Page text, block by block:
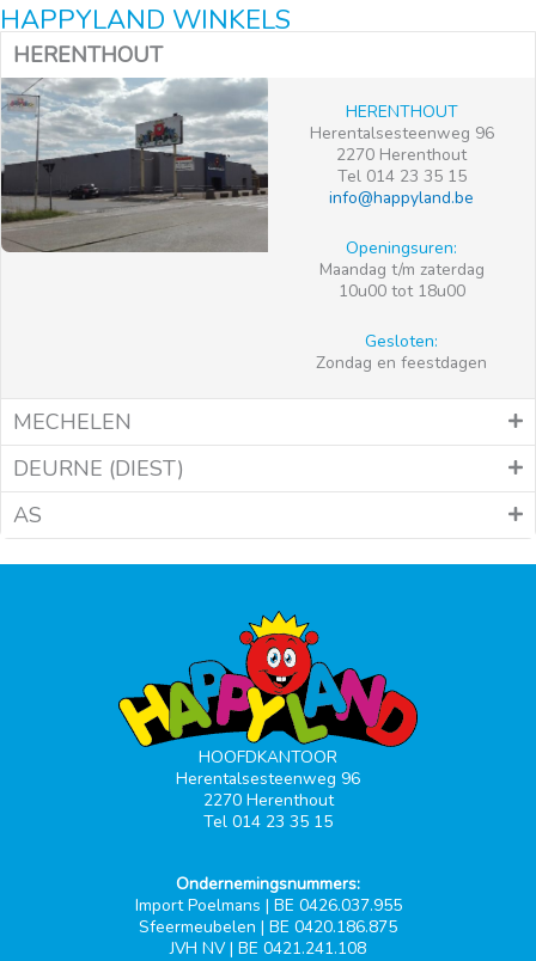
HAPPYLAND WINKELS
HERENTHOUT
HERENTHOUT
Herentalsesteenweg 96
2270 Herenthout
Tel 014 23 35 15
info@happyland.be
Openingsuren:
Maandag t/m zaterdag
10u00 tot 18u00
Gesloten:
Zondag en feestdagen
MECHELEN
DEURNE (DIEST)
AS
HOOFDKANTOOR
Herentalsesteenweg 96
2270 Herenthout
Tel 014 23 35 15
Ondernemingsnummers:
Import Poelmans | BE 0426.037.955
Sfeermeubelen | BE 0420.186.875
JVH NV | BE 0421.241.108